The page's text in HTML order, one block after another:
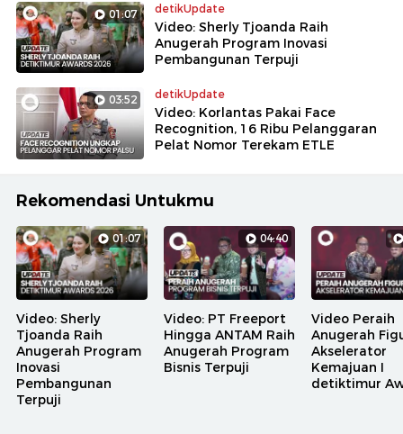
01:07 detikUpdate
Video: Sherly Tjoanda Raih
Anugerah Program Inovasi
Pembangunan Terpuji
03:52 detikUpdate
Video: Korlantas Pakai Face
Recognition, 16 Ribu Pelanggaran
Pelat Nomor Terekam ETLE
Rekomendasi Untukmu
01:07
Video: Sherly
Tjoanda Raih
Anugerah Program
Inovasi
Pembangunan
Terpuji
04:40
Video: PT Freeport
Hingga ANTAM Raih
Anugerah Program
Bisnis Terpuji
Video Peraih
Anugerah
Akselerator
Kemajuan I
detiktimur